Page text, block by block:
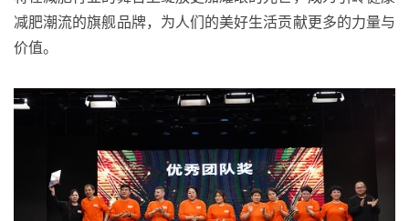
减肥潮流的旗舰品牌，为人们的美好生活贡献更多的力量与
价值。